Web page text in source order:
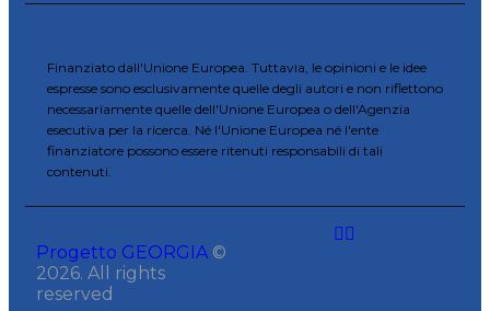
Finanziato dall'Unione Europea. Tuttavia, le opinioni e le idee
espresse sono esclusivamente quelle degli autori e non riflettono
necessariamente quelle dell'Unione Europea o dell'Agenzia
esecutiva per la ricerca. Né l'Unione Europea né l'ente
finanziatore possono essere ritenuti responsabili di tali
contenuti.
Progetto GEORGIA ©
2026. All rights
reserved